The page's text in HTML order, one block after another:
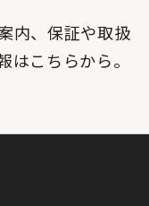
内、保証や取扱
はこちらから。